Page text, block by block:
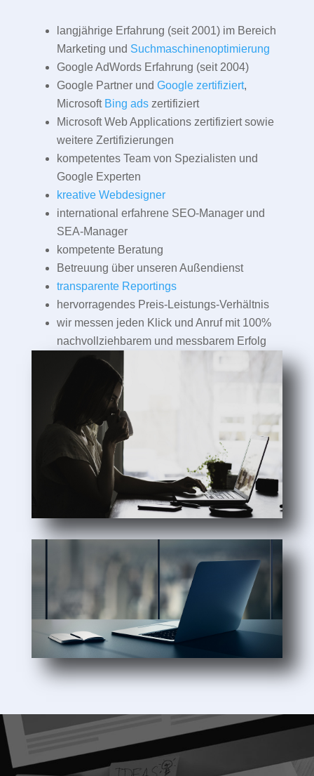
langjährige Erfahrung (seit 2001) im Bereich
Marketing und Suchmaschinenoptimierung
Google AdWords Erfahrung (seit 2004)
Google Partner und Google zertifiziert,
Microsoft Bing adszertifiziert
Microsoft Web Applications zertifiziert sowie
weitere Zertifizierungen
kompetentes Team von Spezialisten und
Google Experten
kreative Webdesigner
international erfahrene SEO-Manager und
SEA-Manager
kompetente Beratung
Betreuung über unseren Außendienst
transparente Reportings
hervorragendes Preis-Leistungs-Verhältnis
wir messen jeden Klick und Anruf mit 100%
nachvollziehbarem und messbarem Erfolg